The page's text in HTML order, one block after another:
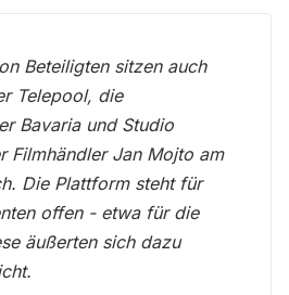
Beteiligten sitzen auch
Telepool, die
Bavaria und Studio
Filmhändler Jan Mojto am
Die Plattform steht für
offen - etwa für die
äußerten sich dazu